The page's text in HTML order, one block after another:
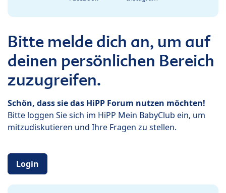
Bitte melde dich an, um auf
deinen persönlichen Bereich
zuzugreifen.
Schön, dass sie das HiPP Forum nutzen möchten!
Bitte loggen Sie sich im HiPP Mein BabyClub ein, um
mitzudiskutieren und Ihre Fragen zu stellen.
Login